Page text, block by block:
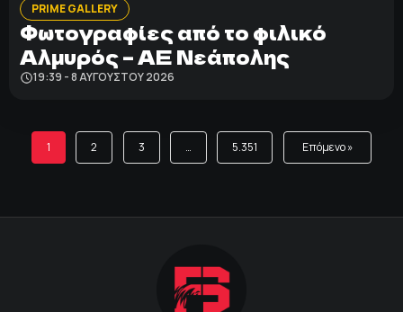
PRIME GALLERY
Φωτογραφίες από το φιλικό
Αλμυρός – ΑΕ Νεάπολης
19:39 - 8 ΑΥΓΟΎΣΤΟΥ 2026
1 2 3 … 5.351 Επόμενο »